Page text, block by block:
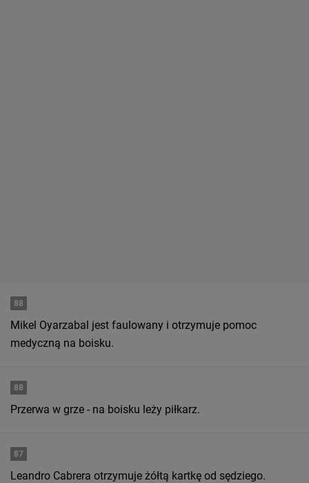
88
Mikel Oyarzabal jest faulowany i otrzymuje pomoc
medyczną na boisku.
88
Przerwa w grze - na boisku leży piłkarz.
87
Leandro Cabrera otrzymuje żółtą kartkę od sędziego.